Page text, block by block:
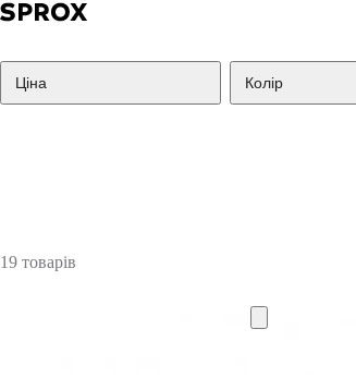
Ціна Колір
19 товарів